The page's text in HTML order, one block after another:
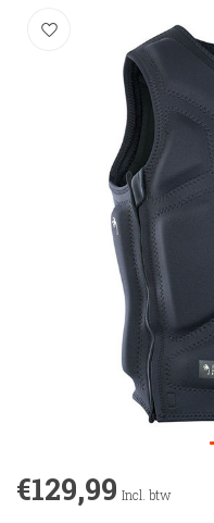
€129,99 Incl. btw